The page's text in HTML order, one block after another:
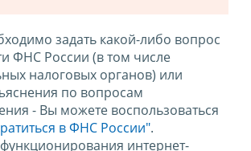
задать какой-либо вопрос
ФНС России (в том числе
налоговых органов) или
по вопросам
- Вы можете воспользоваться
в ФНС России".
интернет-